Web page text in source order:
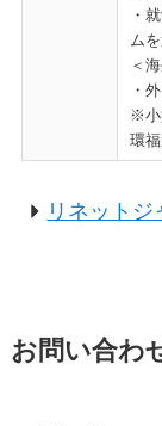
・
ム
＜
・
※小
環
リネット
お問い合わ